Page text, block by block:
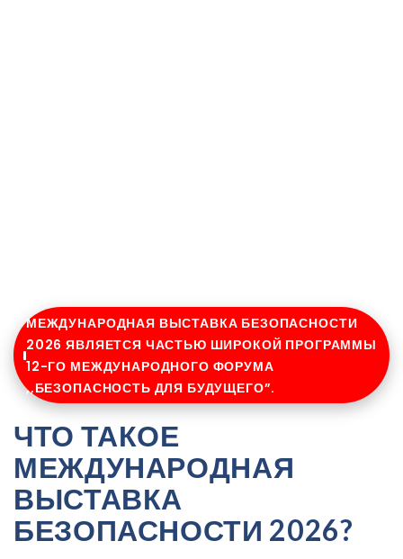
МЕЖДУНАРОДНАЯ ВЫСТАВКА БЕЗОПАСНОСТИ
2026 ЯВЛЯЕТСЯ ЧАСТЬЮ ШИРОКОЙ ПРОГРАММЫ
12-ГО МЕЖДУНАРОДНОГО ФОРУМА
,,БЕЗОПАСНОСТЬ ДЛЯ БУДУЩЕГО”.
ЧТО ТАКОЕ
МЕЖДУНАРОДНАЯ
ВЫСТАВКА
БЕЗОПАСНОСТИ 2026?